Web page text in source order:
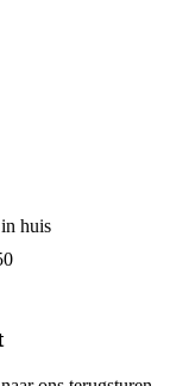
huis